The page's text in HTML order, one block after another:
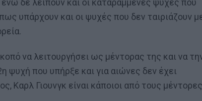
δε λείπουν και οι καταραμμένες ψυχές που
υπάρχουν και οι ψυχές που δεν ταιριάζουν
να λειτουργήσει ως μέντορας της και να
ψυχή που υπήρξε και για αιώνες δεν έχει
Καρλ Γιουνγκ είναι κάποιοι από τους μέντορες